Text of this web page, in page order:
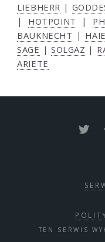
LIEBHERR |
| HOTPOINT |
BAUKNECHT |
SAGE |SOLGAZ |
ARIETE
TEN SERWIS